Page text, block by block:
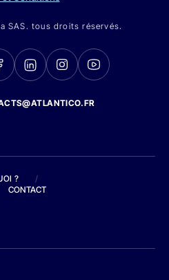
SAS. tous droits réservés.
?
/
CONTACT